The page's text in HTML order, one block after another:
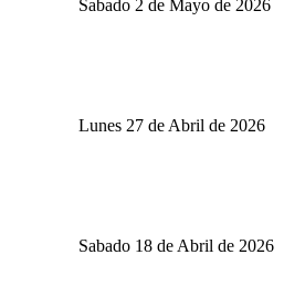
Sabado 2 de Mayo de 2026
Lunes 27 de Abril de 2026
Sabado 18 de Abril de 2026